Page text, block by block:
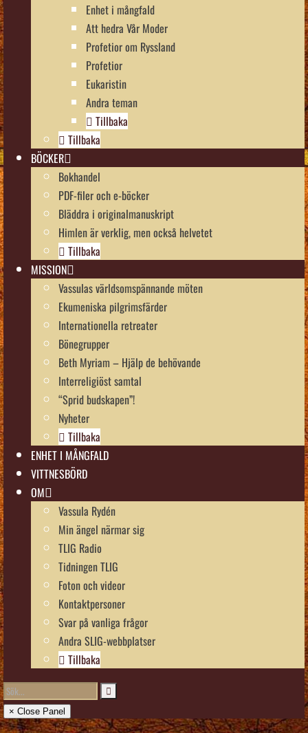
Enhet i mångfald
Att hedra Vår Moder
Profetior om Ryssland
Profetior
Eukaristin
Andra teman
Tillbaka
Tillbaka
BÖCKER
Bokhandel
PDF-filer och e-böcker
Bläddra i originalmanuskript
Himlen är verklig, men också helvetet
Tillbaka
MISSION
Vassulas världsomspännande möten
Ekumeniska pilgrimsfärder
Internationella retreater
Bönegrupper
Beth Myriam – Hjälp de behövande
Interreligiöst samtal
“Sprid budskapen”!
Nyheter
Tillbaka
ENHET I MÅNGFALD
VITTNESBÖRD
OM
Vassula Rydén
Min ängel närmar sig
TLIG Radio
Tidningen TLIG
Foton och videor
Kontaktpersoner
Svar på vanliga frågor
Andra SLIG-webbplatser
Tillbaka
× Close Panel